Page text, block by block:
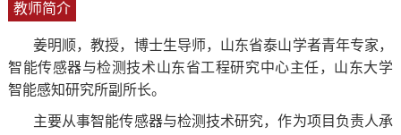
教师简介
姜明顺，教授，博士生导师，山东省泰山学者青年专家，
智能传感器与检测技术山东省工程研究中心主任，山东大学
智能感知研究所副所长。
主要从事智能传感器与检测技术研究，作为项目负责人承